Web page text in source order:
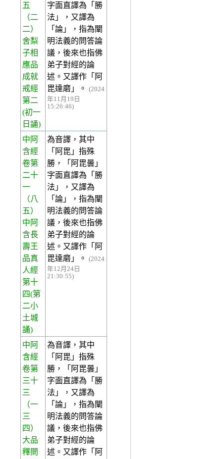
五
（二
二）
舍梨
子相
應品
成就
戒經
第二
(初一
日誦)
字面直譯為「勝
法」，又譯為
「論」，指為闡
明法義的問答論
議，後來也指佛
弟子對經的論
述。又譯作「阿
毘達磨」。
(2024
年11月19日
15:26:46)
中阿
含經
卷第
二十
一
（八
五）
中阿
含長
壽王
品真
人經
第十
四(第
二小
土城
誦)
為音譯，其中
「阿毘」指殊
勝，「阿毘曇」
字面直譯為「勝
法」，又譯為
「論」，指為闡
明法義的問答論
議，後來也指佛
弟子對經的論
述。又譯作「阿
毘達磨」。
(2024
年12月24日
21:30:55)
中阿
含經
卷第
三十
三
（一
三
四）
大品
釋問
為音譯，其中
「阿毘」指殊
勝，「阿毘曇」
字面直譯為「勝
法」，又譯為
「論」，指為闡
明法義的問答論
議，後來也指佛
弟子對經的論
述。又譯作「阿